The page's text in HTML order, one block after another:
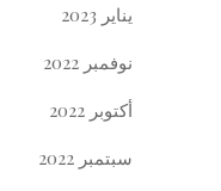
يناير 2023
نوفمبر 2022
أكتوبر 2022
سبتمبر 2022